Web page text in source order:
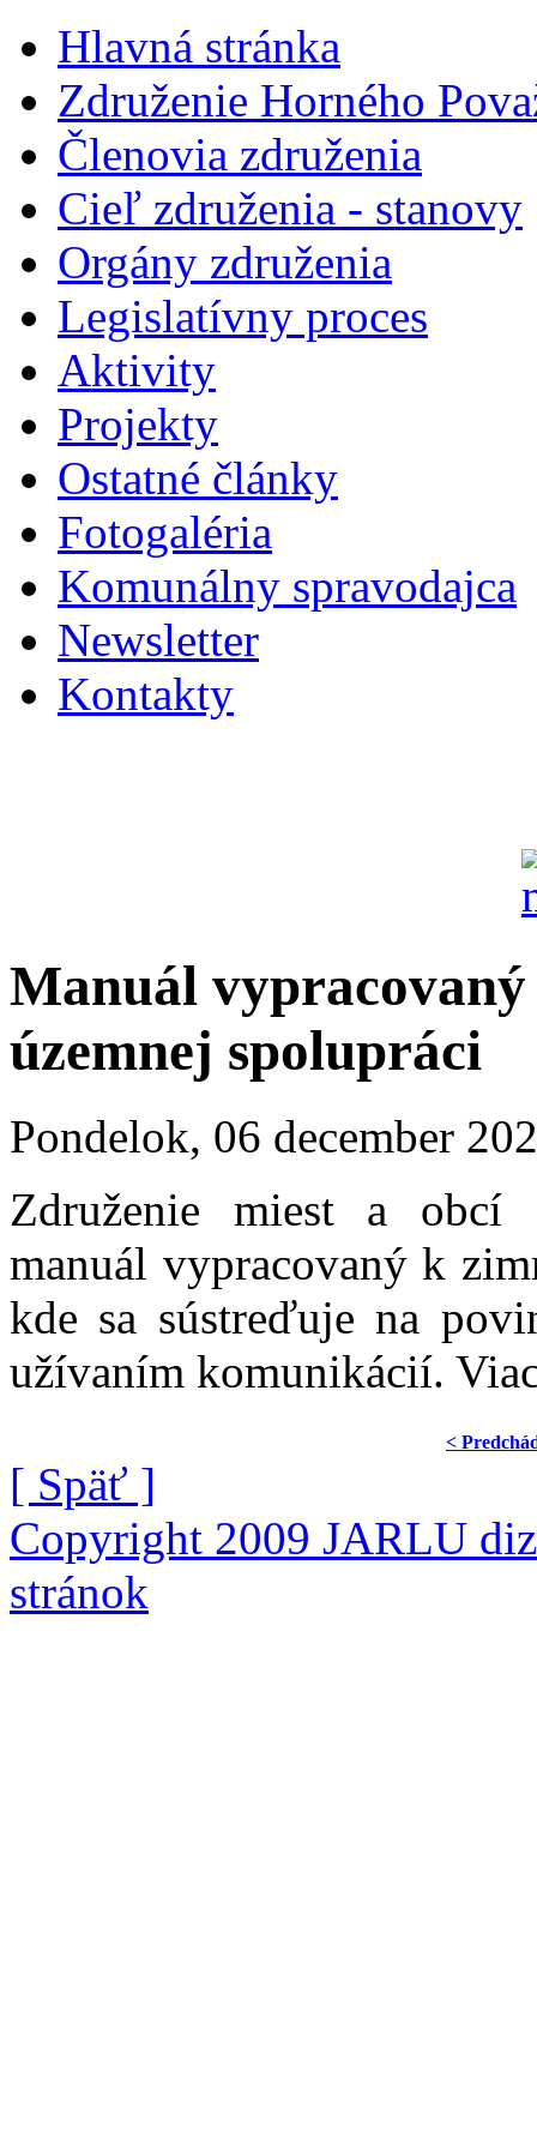
Hlavná stránka
Združenie Horného
Členovia združenia
Cieľ združenia - stanovy
Orgány združenia
Legislatí­vny proces
Aktivity
Projekty
Ostatné články
Fotogaléria
Komunálny spravodajca
Newsletter
Kontakty
Manuál
územnej spolupráci
Pondelok, 06 december
Združenie miest a obcí
manuál vypracovaný k
kde sa sústreďuje na
užívaním komunikácií.
<
[ Späť ]
Copyright 2009 JARLU
stránok